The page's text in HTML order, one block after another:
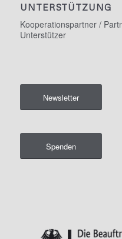
UNTERSTÜTZUNG
Kooperationspartner /
Unterstützer
Newsletter
Spenden